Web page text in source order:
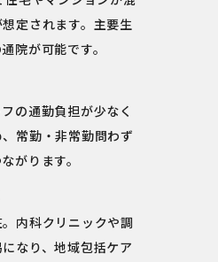
定されます。主要生
院が可能です。
の通勤負担が少なく
常勤・非常勤問わず
がります。
内科クリニックや調
なり、地域包括ケア